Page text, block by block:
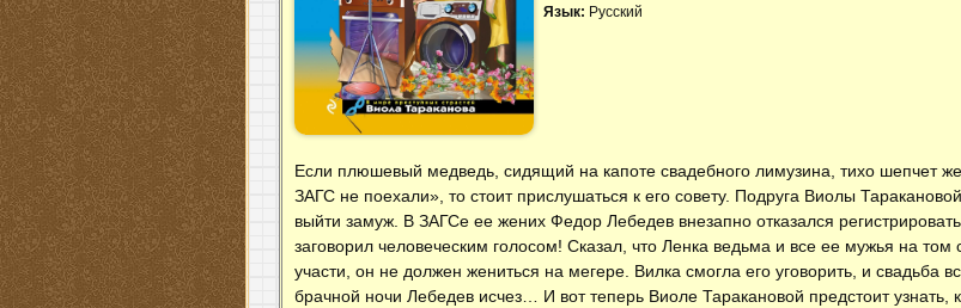
Язык: Русский
Если плюшевый медведь, сидящий на капоте свадебного лимузина, тихо шепчет
ЗАГС не поехали», то стоит прислушаться к его совету. Подруга Виолы
выйти замуж. В ЗАГСе ее жених Федор Лебедев внезапно отказался
заговорил человеческим голосом! Сказал, что Ленка ведьма и все ее мужья на том
участи, он не должен жениться на мегере. Вилка смогла его уговорить, и свадьба
брачной ночи Лебедев исчез… И вот теперь Виоле Таракановой предстоит